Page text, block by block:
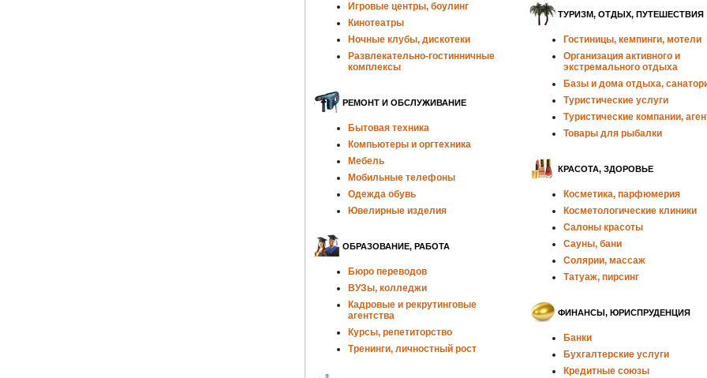
Игровые центры, боулинг
Кинотеатры
Ночные клубы, дискотеки
Развлекательно-гостинничные
комплексы
РЕМОНТ И ОБСЛУЖИВАНИЕ
Бытовая техника
Компьютеры и оргтехника
Мебель
Мобильные телефоны
Одежда обувь
Ювелирные изделия
ОБРАЗОВАНИЕ, РАБОТА
Бюро переводов
ВУЗы, колледжи
Кадровые и рекрутинговые
агентства
Курсы, репетиторство
Тренинги, личностный рост
ТУРИЗМ, ОТДЫХ, ПУТЕШЕСТВИЯ
Гостиницы, кемпинги, мотели
Организация активного и
экстремального отдыха
Базы и дома отдыха,
Туристические услуги
Туристические компании,
Товары для рыбалки
КРАСОТА, ЗДОРОВЬЕ
Косметика, парфюмерия
Косметологические клиники
Салоны красоты
Сауны, бани
Солярии, массаж
Татуаж, пирсинг
ФИНАНСЫ, ЮРИСПРУДЕНЦИЯ
Банки
Бухгалтерские услуги
Кредитные союзы